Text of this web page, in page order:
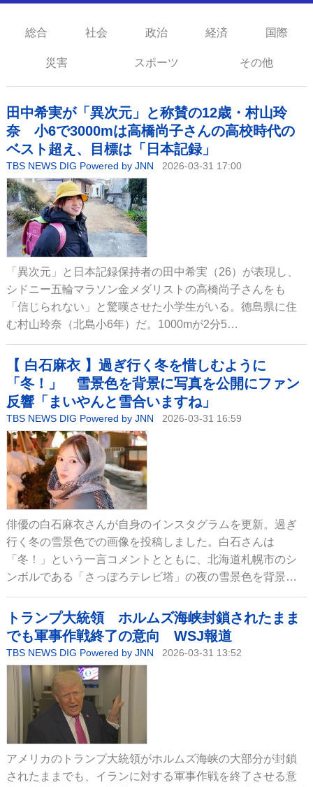
総合 社会 政治 経済 国際
災害 スポーツ その他
田中希実が「異次元」と称賛の12歳・村山玲
奈 小6で3000mは高橋尚子さんの高校時代の
ベスト超え、目標は「日本記録」
TBS NEWS DIG Powered by JNN 2026-03-31 17:00
「異次元」と日本記録保持者の田中希実（26）が表現し、
シドニー五輪マラソン金メダリストの高橋尚子さんをも
「信じられない」と驚嘆させた小学生がいる。徳島県に住
む村山玲奈（北島小6年）だ。1000mが2分5…
【 白石麻衣 】過ぎ行く冬を惜しむように
「冬！」 雪景色を背景に写真を公開にファン
反響「まいやんと雪合いますね」
TBS NEWS DIG Powered by JNN 2026-03-31 16:59
俳優の白石麻衣さんが自身のインスタグラムを更新。過ぎ
行く冬の雪景色での画像を投稿しました。白石さんは
「冬！」という一言コメントとともに、北海道札幌市のシ
ンボルである「さっぽろテレビ塔」の夜の雪景色を背景…
トランプ大統領 ホルムズ海峡封鎖されたまま
でも軍事作戦終了の意向 WSJ報道
TBS NEWS DIG Powered by JNN 2026-03-31 13:52
アメリカのトランプ大統領がホルムズ海峡の大部分が封鎖
されたままでも、イランに対する軍事作戦を終了させる意